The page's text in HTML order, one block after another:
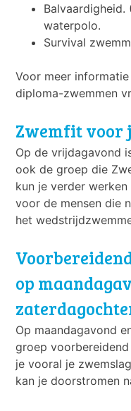
Balvaardigheid.
waterpolo.
Survival
Voor meer
diploma-zwemmen
Zwemfit voor
Op de vrijdagavond
ook de groep die
kun je verder
voor de mensen die
het
op
Op maandagavond
groep
je vooral je
kan je doorstromen